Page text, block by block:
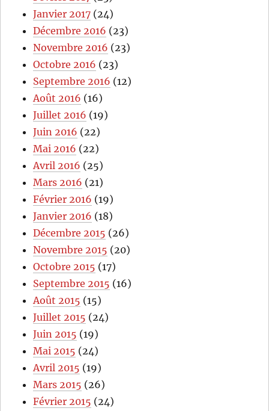
Janvier 2017 (24)
Décembre 2016 (23)
Novembre 2016 (23)
Octobre 2016 (23)
Septembre 2016 (12)
Août 2016 (16)
Juillet 2016 (19)
Juin 2016 (22)
Mai 2016 (22)
Avril 2016 (25)
Mars 2016 (21)
Février 2016 (19)
Janvier 2016 (18)
Décembre 2015 (26)
Novembre 2015 (20)
Octobre 2015 (17)
Septembre 2015 (16)
Août 2015 (15)
Juillet 2015 (24)
Juin 2015 (19)
Mai 2015 (24)
Avril 2015 (19)
Mars 2015 (26)
Février 2015 (24)